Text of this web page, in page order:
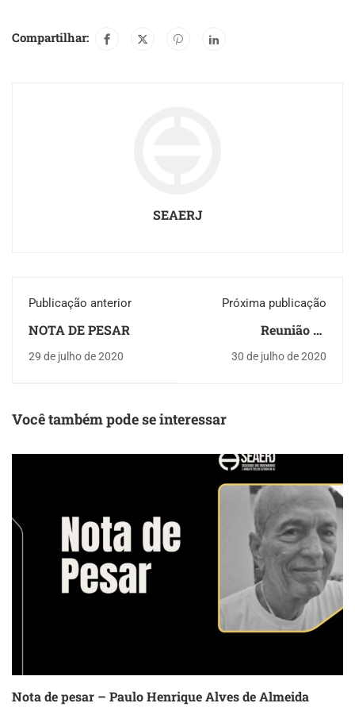
Compartilhar:
SEAERJ
Publicação anterior
NOTA DE PESAR
29 de julho de 2020
Próxima publicação
Reunião de
participação do
30 de julho de 2020
Você também pode se interessar
Nota de pesar – Paulo Henrique Alves de Almeida